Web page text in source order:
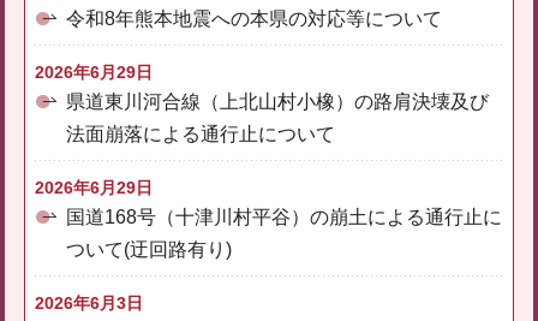
令和8年熊本地震への本県の対応等について
2026年6月29日
県道東川河合線（上北山村小橡）の路肩決壊及び
法面崩落による通行止について
2026年6月29日
国道168号（十津川村平谷）の崩土による通行止に
ついて(迂回路有り)
2026年6月3日